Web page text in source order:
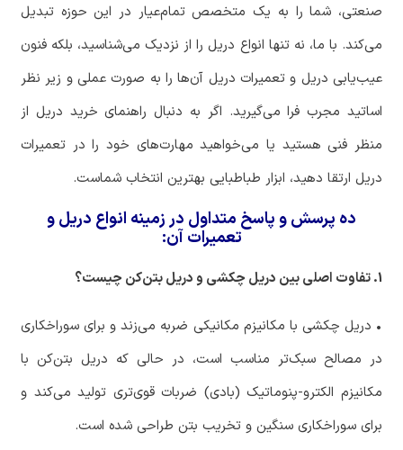
صنعتی، شما را به یک متخصص تمام‌عیار در این حوزه تبدیل
می‌کند. با ما، نه تنها انواع دریل را از نزدیک می‌شناسید، بلکه فنون
عیب‌یابی دریل و تعمیرات دریل آن‌ها را به صورت عملی و زیر نظر
اساتید مجرب فرا می‌گیرید. اگر به دنبال راهنمای خرید دریل از
منظر فنی هستید یا می‌خواهید مهارت‌های خود را در تعمیرات
دریل ارتقا دهید، ابزار طباطبایی بهترین انتخاب شماست.
ده پرسش و پاسخ متداول در زمینه انواع دریل و
تعمیرات آن:
1. تفاوت اصلی بین دریل چکشی و دریل بتن‌کن چیست؟
‏• دریل چکشی با مکانیزم مکانیکی ضربه می‌زند و برای سوراخکاری
در مصالح سبک‌تر مناسب است، در حالی که دریل بتن‌کن با
مکانیزم الکترو-پنوماتیک (بادی) ضربات قوی‌تری تولید می‌کند و
برای سوراخکاری سنگین و تخریب بتن طراحی شده است.